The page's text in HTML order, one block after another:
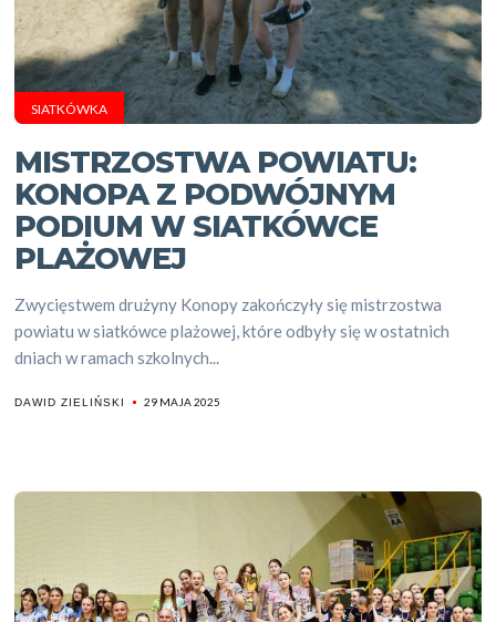
SIATKÓWKA
MISTRZOSTWA POWIATU:
KONOPA Z PODWÓJNYM
PODIUM W SIATKÓWCE
PLAŻOWEJ
Zwycięstwem drużyny Konopy zakończyły się mistrzostwa
powiatu w siatkówce plażowej, które odbyły się w ostatnich
dniach w ramach szkolnych...
DAWID ZIELIŃSKI 29 MAJA 2025